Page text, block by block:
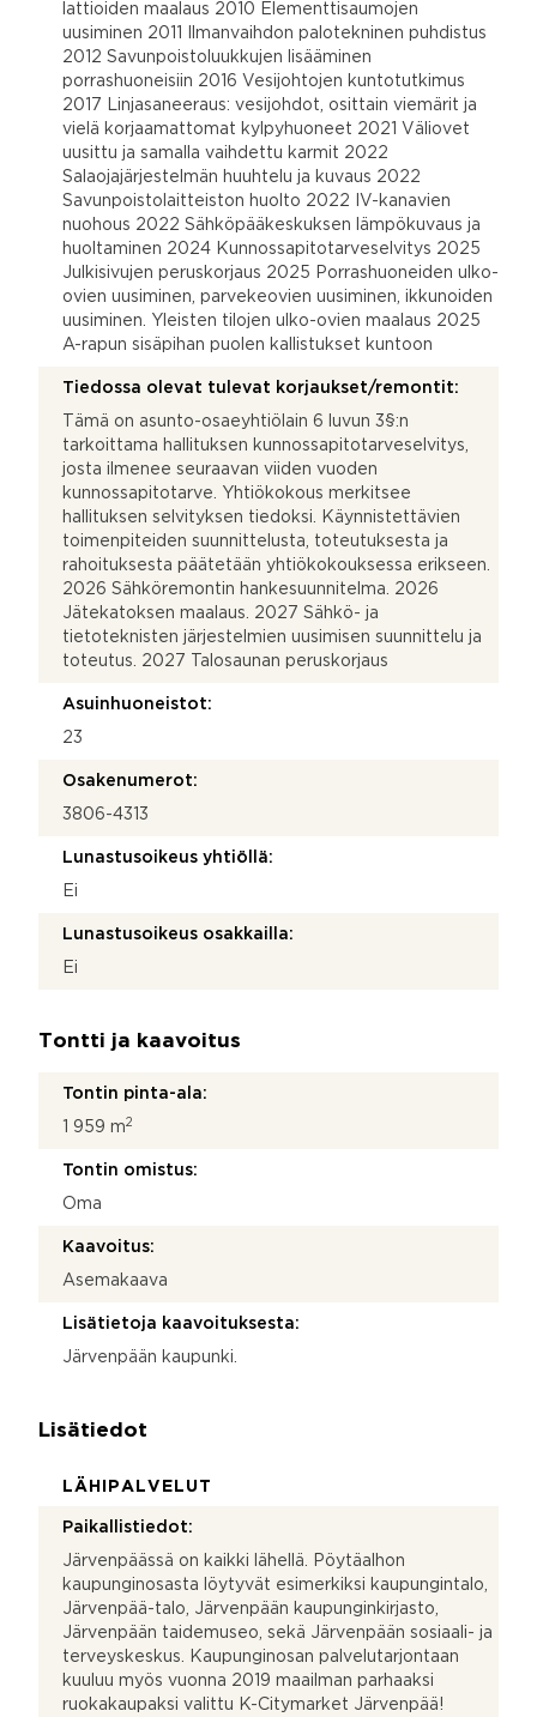
lattioiden maalaus 2010 Elementtisaumojen
uusiminen 2011 Ilmanvaihdon palotekninen puhdistus
2012 Savunpoistoluukkujen lisääminen
porrashuoneisiin 2016 Vesijohtojen kuntotutkimus
2017 Linjasaneeraus: vesijohdot, osittain viemärit ja
vielä korjaamattomat kylpyhuoneet 2021 Väliovet
uusittu ja samalla vaihdettu karmit 2022
Salaojajärjestelmän huuhtelu ja kuvaus 2022
Savunpoistolaitteiston huolto 2022 IV-kanavien
nuohous 2022 Sähköpääkeskuksen lämpökuvaus ja
huoltaminen 2024 Kunnossapitotarveselvitys 2025
Julkisivujen peruskorjaus 2025 Porrashuoneiden ulko-
ovien uusiminen, parvekeovien uusiminen, ikkunoiden
uusiminen. Yleisten tilojen ulko-ovien maalaus 2025
A-rapun sisäpihan puolen kallistukset kuntoon
Tiedossa olevat tulevat korjaukset/remontit:
Tämä on asunto-osaeyhtiölain 6 luvun 3§:n
tarkoittama hallituksen kunnossapitotarveselvitys,
josta ilmenee seuraavan viiden vuoden
kunnossapitotarve. Yhtiökokous merkitsee
hallituksen selvityksen tiedoksi. Käynnistettävien
toimenpiteiden suunnittelusta, toteutuksesta ja
rahoituksesta päätetään yhtiökokouksessa erikseen.
2026 Sähköremontin hankesuunnitelma. 2026
Jätekatoksen maalaus. 2027 Sähkö- ja
tietoteknisten järjestelmien uusimisen suunnittelu ja
toteutus. 2027 Talosaunan peruskorjaus
Asuinhuoneistot:
23
Osakenumerot:
3806-4313
Lunastusoikeus yhtiöllä:
Ei
Lunastusoikeus osakkailla:
Ei
Tontti ja kaavoitus
Tontin pinta-ala:
1 959 m2
Tontin omistus:
Oma
Kaavoitus:
Asemakaava
Lisätietoja kaavoituksesta:
Järvenpään kaupunki.
Lisätiedot
LÄHIPALVELUT
Paikallistiedot:
Järvenpäässä on kaikki lähellä. Pöytäalhon
kaupunginosasta löytyvät esimerkiksi kaupungintalo,
Järvenpää-talo, Järvenpään kaupunginkirjasto,
Järvenpään taidemuseo, sekä Järvenpään sosiaali- ja
terveyskeskus. Kaupunginosan palvelutarjontaan
kuuluu myös vuonna 2019 maailman parhaaksi
ruokakaupaksi valittu K-Citymarket Järvenpää!